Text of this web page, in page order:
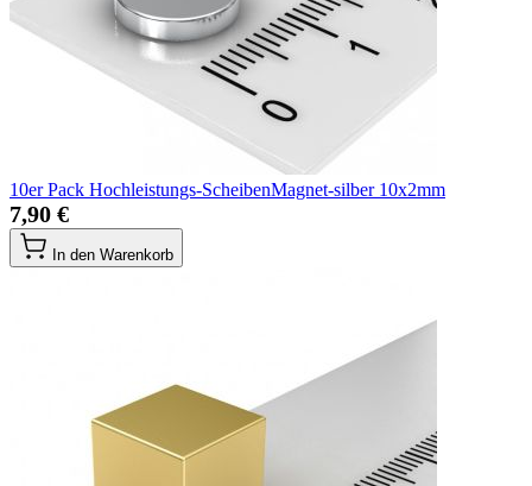
10er Pack Hochleistungs-ScheibenMagnet-silber 10x2mm
7,90 €
In den Warenkorb